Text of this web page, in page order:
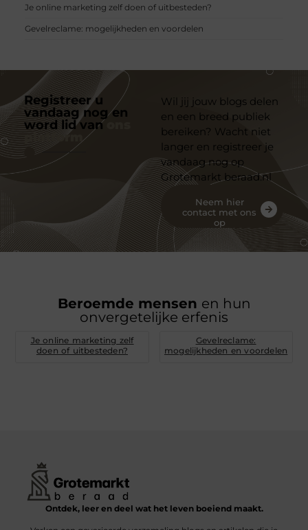
Je online marketing zelf doen of uitbesteden?
Gevelreclame: mogelijkheden en voordelen
Registreer u
vandaag nog en
word lid van
platform
Wil jij jouw blogs delen
en een breed publiek
bereiken? Wacht niet
langer en registreer je
vandaag nog op
Grotemarkt beraad.nl
Neem hier
contact met ons
op
Beroemde mensen en hun
onvergetelijke erfenis
Je online marketing zelf
doen of uitbesteden?
Gevelreclame:
mogelijkheden en voordelen
Ontdek, leer en deel wat het leven boeiend maakt.